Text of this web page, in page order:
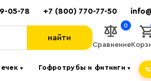
05-78 +7 (800) 770-77-50
найти
Сравнение
0
▼ Гофротрубы и фитинги▼